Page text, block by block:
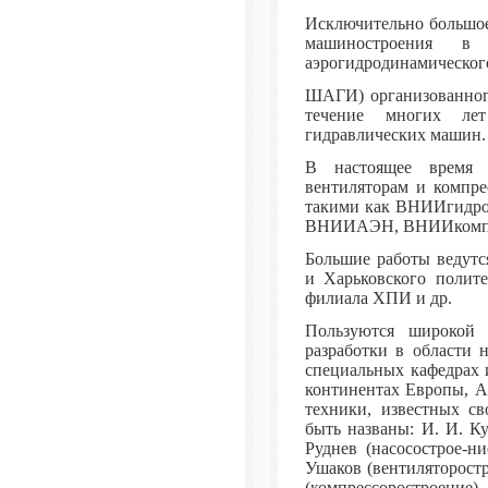
Исключительно
машиностроения
ШАГИ)
течение многих
гидравлических
В настоящее время
вентиляторам и
такими как
ВНИИАЭН,
Большие работы
и Харьковского
филиала ХПИ и др.
Пользуются широкой
разработки в области
специальных кафедрах
континентах Европы,
техники, известных
быть названы: И. И.
Руднев
Ушаков